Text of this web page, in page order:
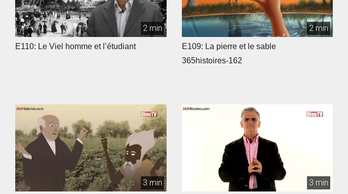
2 min
E110: Le Viel homme et l’étudiant
2 min
E109: La pierre et le sable
365histoires-162
3 min 3 min